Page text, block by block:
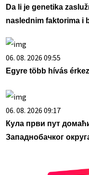
Da li je genetika
naslednim faktorima i
06. 08. 2026 09:55
Egyre több hívás
06. 08. 2026 09:17
Кула први пут
Западнобачког